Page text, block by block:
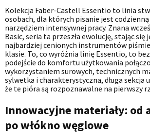
Kolekcja Faber-Castell Essentio to linia
osobach, dla których pisanie jest
narzędziem intensywnej pracy. Znana
Basic, seria ta przeszła ewolucję, stając się
najbardziej cenionych instrumentów
klasie. To, co wyróżnia linię Essentio, to
podejście do komfortu użytkowania
wykorzystaniem surowych, technicznych
sylwetka i charakterystyczna, długa sekcja
że te pióra są rozpoznawalne na pierwszy
Innowacyjne materiały: od
po włókno węglowe